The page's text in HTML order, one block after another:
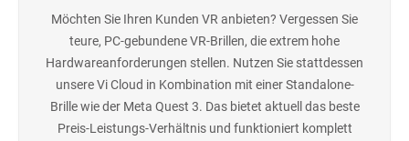
Möchten Sie Ihren Kunden VR anbieten? Vergessen Sie
teure, PC-gebundene VR-Brillen, die extrem hohe
Hardwareanforderungen stellen. Nutzen Sie stattdessen
unsere Vi Cloud in Kombination mit einer Standalone-
Brille wie der Meta Quest 3. Das bietet aktuell das beste
Preis-Leistungs-Verhältnis und funktioniert komplett